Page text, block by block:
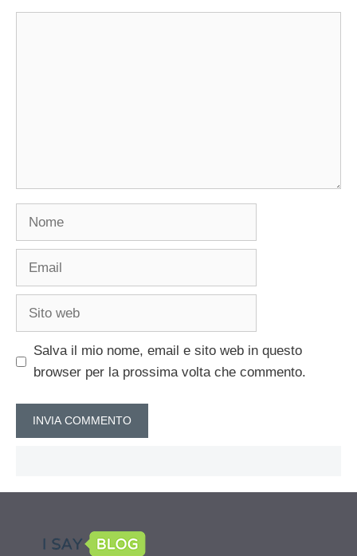
Nome
Email
Sito
Salva il mio nome, email e sito web in questo
browser per la prossima volta che commento.